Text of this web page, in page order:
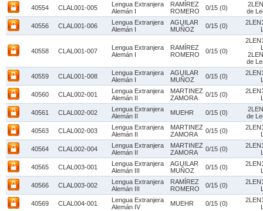
40554 CLAL001-005
Lengua Extranjera
Alemán I
RAMÍREZ
ROMERO
0/15 (0)
de
40556 CLAL001-006
Lengua Extranjera
Alemán I
AGUILAR
MUÑOZ
0/15 (0)
40558 CLAL001-007
Lengua Extranjera
Alemán I
RAMÍREZ
ROMERO
0/15 (0)
de
40559 CLAL001-008
Lengua Extranjera
Alemán I
AGUILAR
MUÑOZ
0/15 (0)
40560 CLAL002-001
Lengua Extranjera
Alemán II
MARTINEZ
ZAMORA
0/15 (0)
40561 CLAL002-002
Lengua Extranjera
Alemán II
MUEHR 0/15 (0)
de
40563 CLAL002-003
Lengua Extranjera
Alemán II
MARTINEZ
ZAMORA
0/15 (0)
40564 CLAL002-004
Lengua Extranjera
Alemán II
MARTINEZ
ZAMORA
0/15 (0)
40565 CLAL003-001
Lengua Extranjera
Alemán III
AGUILAR
MUÑOZ
0/15 (0)
40566 CLAL003-002
Lengua Extranjera
Alemán III
RAMÍREZ
ROMERO
0/15 (0)
40569 CLAL004-001
Lengua Extranjera
Alemán IV
MUEHR 0/15 (0)